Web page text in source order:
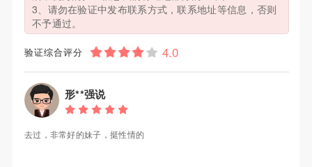
3、请勿在验证中发布联系方式，联系地址等信息，否则
不予通过。
验证综合评分
形**强说
去过，非常好的妹子，挺性情的